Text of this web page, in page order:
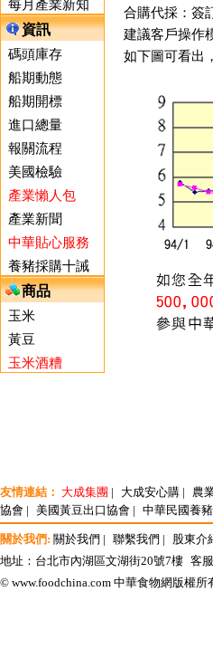
每月產業新知
資訊
碼頭庫存
船期動態
船期開標
進口總量
報關流程
美國檢驗
產業懶人包
產業新聞
中華貼心服務
養豬採購十誡
商品
玉米
黃豆
玉米酒糟
合購代採：簽
建議客戶操作
如下圖可看出
友情連結： 大成集團 | 大成安心購 | 農
協會 | 美國黃豆出口協會 | 中華民國養
關於我們: 關於我們 | 聯繫我們 | 股東介
地址：台北市內湖區文湖街20號7樓 客
© www.foodchina.com 中華食物網版權所